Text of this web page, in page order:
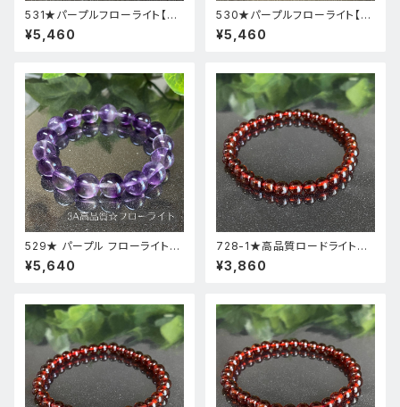
531★パープルフローライト【高
品質・高透明度】天然石パワース
トーンブレスレット新品
¥5,460
530★パープルフローライト【高
品質・高透明度】天然石パワース
トーンブレスレット新品
¥5,460
529★ パープル フローライト【
高品質 ・ 高透明度 】天然石 パ
ワーストーン ブレスレット 新品
¥5,640
728-1★高品質ロードライトガ
ーネット★天然石ブレスレットパ
ワーストーン新品
¥3,860